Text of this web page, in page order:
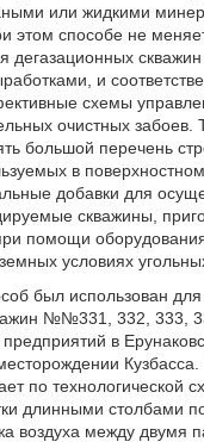
или жидкими
этом способе не
дегазационных
и
схемы
очистных забоев.
большой перечень
в поверхностном
добавки для
скважины,
помощи
условиях
был использован для
№№331, 332, 333,
в
по технологической
длинными столбами
воздуха между двумя